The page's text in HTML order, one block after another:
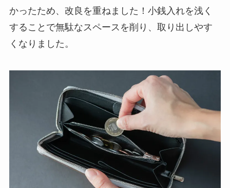
かったため、改良を重ねました！小銭入れを浅く
することで無駄なスペースを削り、取り出しやす
くなりました。